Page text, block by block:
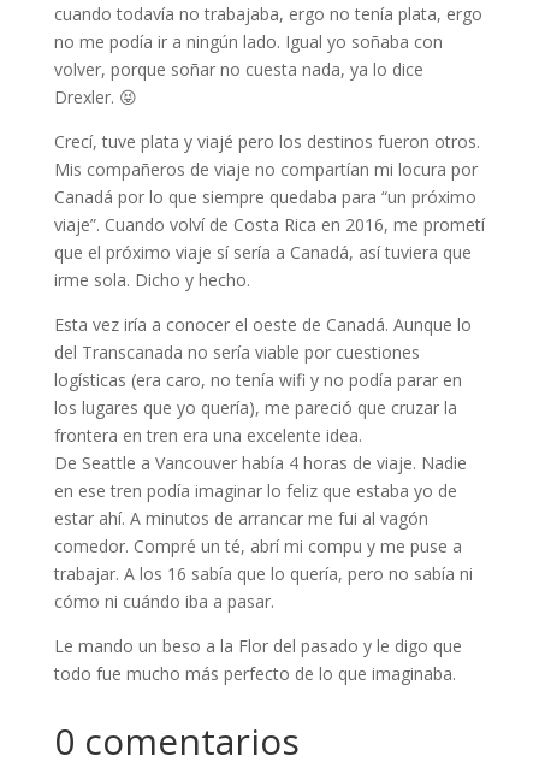
cuando todavía no trabajaba, ergo no tenía plata, ergo
no me podía ir a ningún lado. Igual yo soñaba con
volver, porque soñar no cuesta nada, ya lo dice
Drexler. 😝
Crecí, tuve plata y viajé pero los destinos fueron otros.
Mis compañeros de viaje no compartían mi locura por
Canadá por lo que siempre quedaba para “un próximo
viaje”. Cuando volví de Costa Rica en 2016, me prometí
que el próximo viaje sí sería a Canadá, así tuviera que
irme sola. Dicho y hecho.
Esta vez iría a conocer el oeste de Canadá. Aunque lo
del Transcanada no sería viable por cuestiones
logísticas (era caro, no tenía wifi y no podía parar en
los lugares que yo quería), me pareció que cruzar la
frontera en tren era una excelente idea.
De Seattle a Vancouver había 4 horas de viaje. Nadie
en ese tren podía imaginar lo feliz que estaba yo de
estar ahí. A minutos de arrancar me fui al vagón
comedor. Compré un té, abrí mi compu y me puse a
trabajar. A los 16 sabía que lo quería, pero no sabía ni
cómo ni cuándo iba a pasar.
Le mando un beso a la Flor del pasado y le digo que
todo fue mucho más perfecto de lo que imaginaba.
0 comentarios